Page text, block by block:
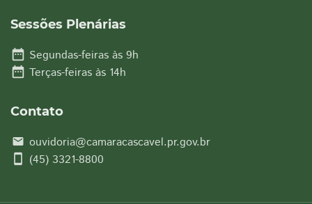
Sessões Plenárias
date_range Segundas-feiras às 9h
date_range Terças-feiras às 14h
Contato
email ouvidoria@camaracascavel.pr.gov.br
smartphone (45) 3321-8800